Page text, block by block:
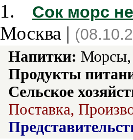
1. Сок морс
Москва |
Напитки: Морсы,
Продукты
Сельское
Поставка,